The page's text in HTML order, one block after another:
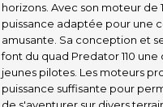
horizons. Avec son moteur de
puissance adaptée pour une
amusante. Sa conception et
font du quad Predator 110
jeunes pilotes. Les moteurs
puissance suffisante pour